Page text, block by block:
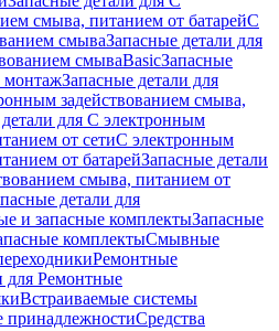
смыва, питанием от батарейС
смываЗапасные детали для
смываBasicЗапасные
Запасные детали для
задействованием смыва,
для С электронным
от сетиС электронным
от батарейЗапасные детали
смыва, питанием от
детали для
и запасные комплектыЗапасные
комплектыСмывные
Ремонтные
для Ремонтные
Встраиваемые системы
принадлежностиСредства